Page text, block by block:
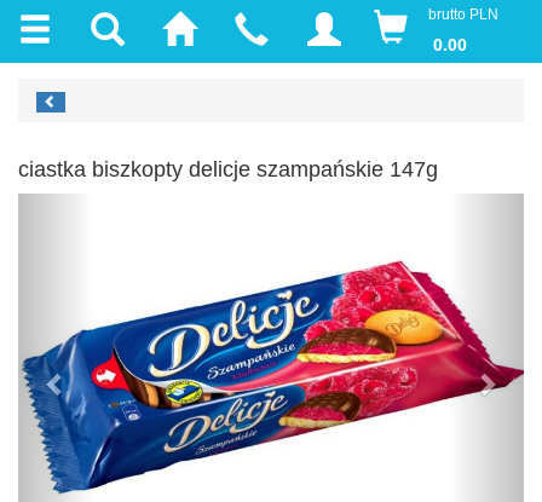
brutto PLN
0.00
ciastka biszkopty delicje szampańskie 147g